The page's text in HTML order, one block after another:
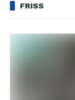
FRISS